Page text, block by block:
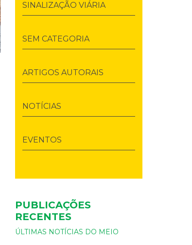
SINALIZAÇÃO VIÁRIA
SEM CATEGORIA
ARTIGOS AUTORAIS
NOTÍCIAS
EVENTOS
PUBLICAÇÕES
RECENTES
ÚLTIMAS NOTÍCIAS DO MEIO